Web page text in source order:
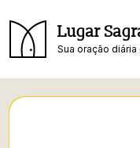
Lugar
Sua oração diária